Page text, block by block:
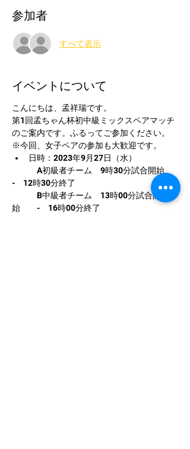
参加者
すべて表示
イベントについて
こんにちは、孟祥瑞です。
第1回孟ちゃん杯初中級ミックスペアマッチ
のご案内です。ふるってご参加ください。
※今回、女子ペアの参加も大歓迎です。
日時：2023年9月27日（水）
A初級者チーム　9時30分試合開始
-　12時30分終了
B中級者チーム　13時00分試合開
始　　-　16時00分終了